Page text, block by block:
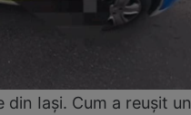
Iași. Cum a reușit un